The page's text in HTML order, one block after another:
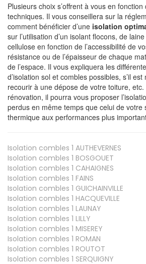
Plusieurs choix s’offrent à vous en
techniques. Il vous conseillera sur la
comment bénéficier d’une isolation
sur l’utilisation d’un isolant flocons, de
cellulose en fonction de l’accessibilité de
résistance ou de l’épaisseur de chaque
de l’espace. Il vous expliquera les
d’isolation sol et combles possibles, s’il
recourir à une dépose de votre toiture, etc.
rénovation, il pourra vous proposer
perdus en même temps que celui de votre
thermique aux performances plus
Isolation combles 1 AUTHEVERNES
Isolation combles 1 BOSGOUET
Isolation combles 1 CAHAIGNES
Isolation combles 1 FAINS
Isolation combles 1 GUICHAINVILLE
Isolation combles 1 HACQUEVILLE
Isolation combles 1 LAUNAY
Isolation combles 1 LILLY
Isolation combles 1 MISEREY
Isolation combles 1 ROMAN
Isolation combles 1 ROUTOT
Isolation combles 1 SERQUIGNY